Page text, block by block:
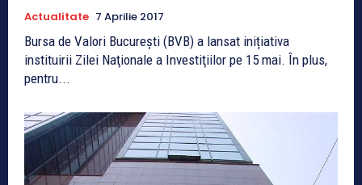
Actualitate 7 Aprilie 2017
Bursa de Valori Bucureşti (BVB) a lansat inițiativa
instituirii Zilei Naţionale a Investiţiilor pe 15 mai. În plus,
pentru...